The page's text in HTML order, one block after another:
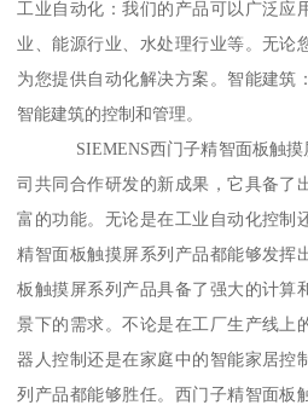
工业自动化：我们的产品可以广泛应
业、能源行业、水处理行业等。无论
为您提供自动化解决方案。智能建筑
智能建筑的控制和管理。
SIEMENS西门子精智面板触摸屏
司共同合作研发的新成果，它具备了
富的功能。无论是在工业自动化控制
精智面板触摸屏系列产品都能够发挥
板触摸屏系列产品具备了强大的计算
景下的需求。不论是在工厂生产线上
器人控制还是在家庭中的智能家居控
列产品都能够胜任。西门子精智面板